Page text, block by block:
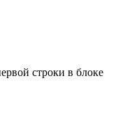
строки в блоке